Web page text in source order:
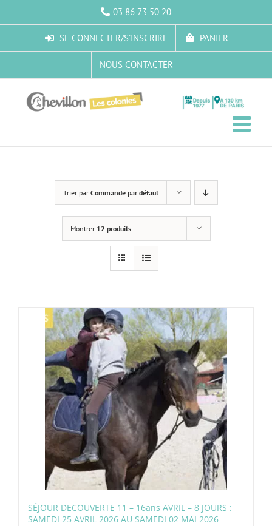
03 86 73 50 20
SE CONNECTER/S’INSCRIRE PANIER
NOUS CONTACTER
Trier par Commande par défaut
Montrer 12 produits
SÉJOUR DECOUVERTE 11 – 16ans AVRIL – 8 JOURS :
SAMEDI 25 AVRIL 2026 AU SAMEDI 02 MAI 2026